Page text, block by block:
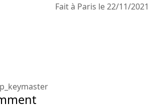
Fait à Paris le 22/11/2021